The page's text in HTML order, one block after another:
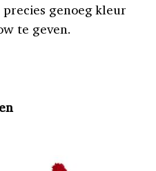
genoeg kleur
te geven.